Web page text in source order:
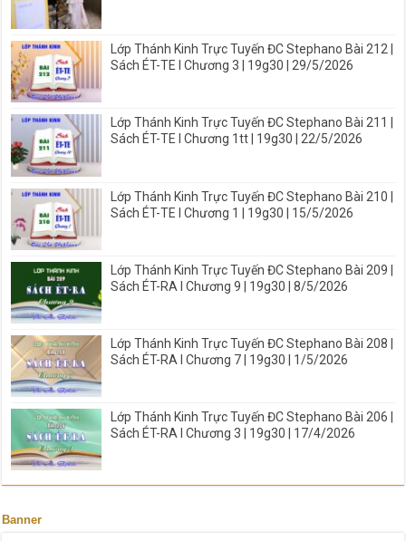
Lớp Thánh Kinh Trực Tuyến ĐC Stephano Bài 212 |
Sách ÉT-TE I Chương 3 | 19g30 | 29/5/2026
Lớp Thánh Kinh Trực Tuyến ĐC Stephano Bài 211 |
Sách ÉT-TE I Chương 1tt | 19g30 | 22/5/2026
Lớp Thánh Kinh Trực Tuyến ĐC Stephano Bài 210 |
Sách ÉT-TE I Chương 1 | 19g30 | 15/5/2026
Lớp Thánh Kinh Trực Tuyến ĐC Stephano Bài 209 |
Sách ÉT-RA I Chương 9 | 19g30 | 8/5/2026
Lớp Thánh Kinh Trực Tuyến ĐC Stephano Bài 208 |
Sách ÉT-RA I Chương 7 | 19g30 | 1/5/2026
Lớp Thánh Kinh Trực Tuyến ĐC Stephano Bài 206 |
Sách ÉT-RA I Chương 3 | 19g30 | 17/4/2026
Banner